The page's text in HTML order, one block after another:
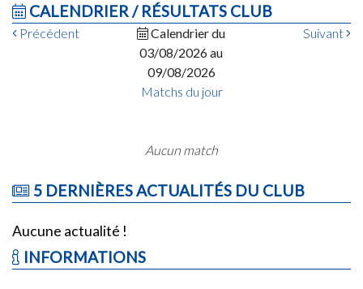
CALENDRIER / RÉSULTATS CLUB
Précédent
Calendrier du
03/08/2026 au
09/08/2026
Suivant
Matchs du jour
Aucun match
5 DERNIÈRES ACTUALITÉS DU CLUB
Aucune actualité !
INFORMATIONS